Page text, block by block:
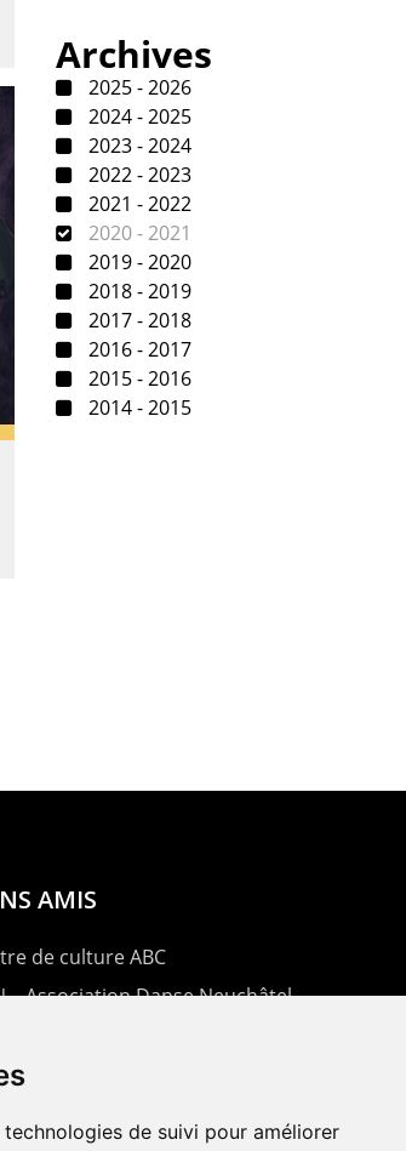
de suivi pour améliorer
Archives
2025 - 2026
2024 - 2025
2023 - 2024
2022 - 2023
2021 - 2022
2020 - 2021
2019 - 2020
2018 - 2019
2017 - 2018
2016 - 2017
2015 - 2016
2014 - 2015
AMIS
de culture ABC
– Association Danse Neuchâtel